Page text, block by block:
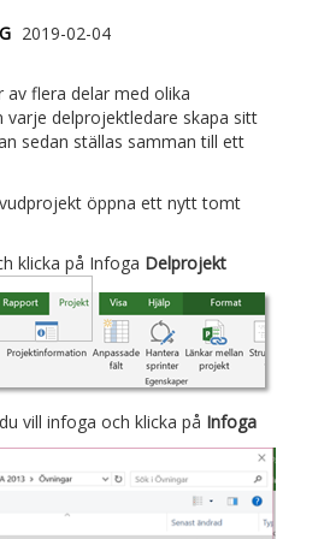
2019-02-04
flera delar med olika
varje delprojektledare skapa sitt
sedan ställas samman till ett
öppna ett nytt tomt
klicka på Infoga Delprojekt
vill infoga och klicka på Infoga